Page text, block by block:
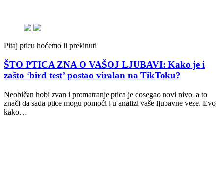
Pitaj pticu hoćemo li prekinuti
ŠTO PTICA ZNA O VAŠOJ LJUBAVI: Kako je i
zašto ‘bird test’ postao viralan na TikToku?
Neobičan hobi zvan i promatranje ptica je dosegao novi nivo, a to
znači da sada ptice mogu pomoći i u analizi vaše ljubavne veze. Evo
kako…